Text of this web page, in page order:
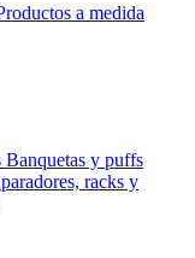
a medida
Banquetas y puffs
racks y